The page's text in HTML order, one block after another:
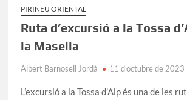
PIRINEU ORIENTAL
Ruta d’excursió a la Tossa
la Masella
Albert Barnosell Jordà 11 d'octubre de 2023
L’excursió a la Tossa d’Alp és una de les